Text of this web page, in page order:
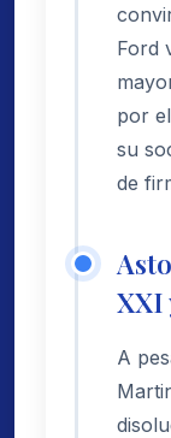
Ford
por
su
de
XXI
A